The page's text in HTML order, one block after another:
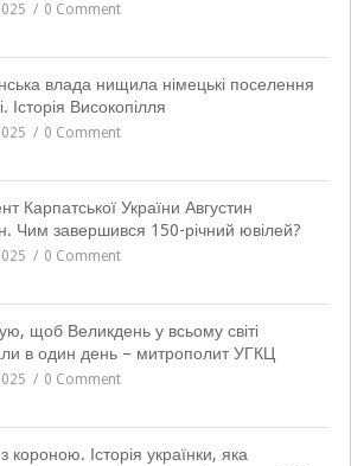
0 Comment
влада нищила німецькі поселення
Історія Високопілля
0 Comment
Карпатської України Августин
Чим завершився 150-річний ювілей?
0 Comment
щоб Великдень у всьому світі
в один день – митрополит УГКЦ
0 Comment
короною. Історія українки, яка